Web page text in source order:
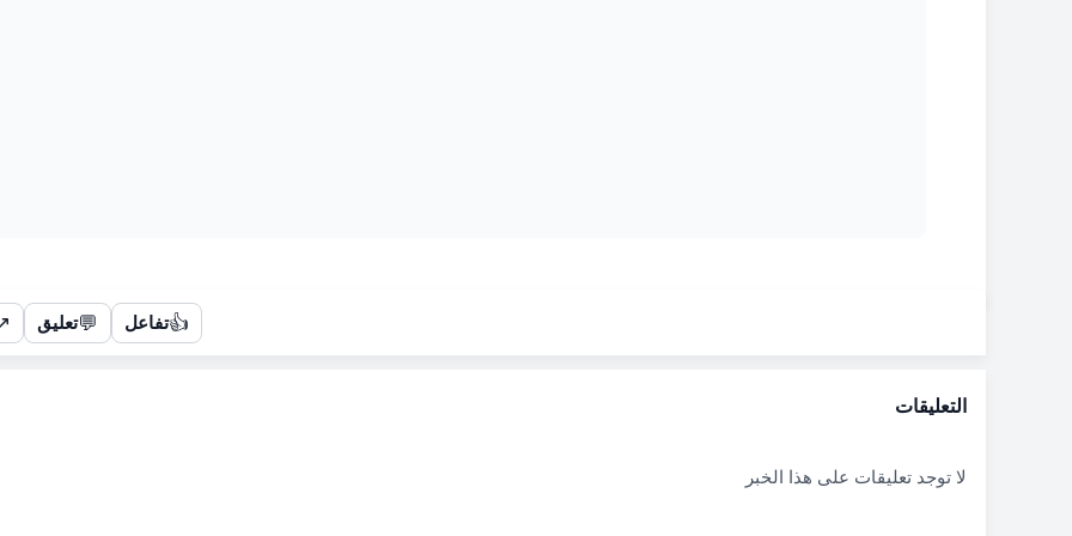
👍تفاعل 💬تعليق
التعليقات
لا توجد تعليقات على هذا الخبر